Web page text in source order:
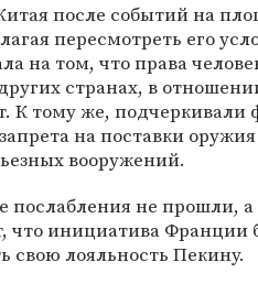
после событий на
пересмотреть его
на том, что права
странах, в
К тому же, подчеркивали
на поставки
вооружений.
послабления не прошли,
что инициатива Франции
лояльность Пекину.